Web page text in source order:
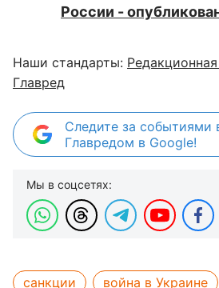
России -
Наши стандарты:
Главред
Следите за событиями
Главредом в Google!
Мы в соцсетях:
санкции
война в Украине